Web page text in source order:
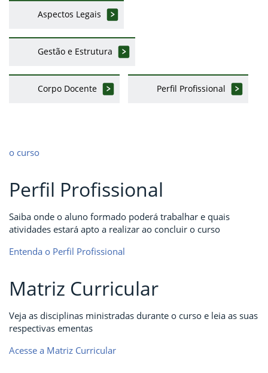
Aspectos Legais
Gestão e Estrutura
Corpo Docente Perfil Profissional
o curso
Perfil Profissional
Saiba onde o aluno formado poderá trabalhar e quais
atividades estará apto a realizar ao concluir o curso
Entenda o Perfil Profissional
Matriz Curricular
Veja as disciplinas ministradas durante o curso e leia as suas
respectivas ementas
Acesse a Matriz Curricular